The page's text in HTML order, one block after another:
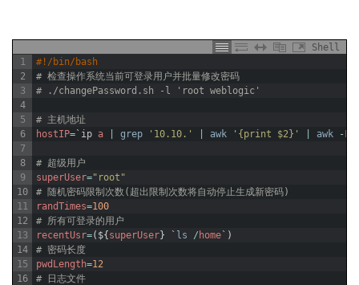
Shell
1
2
3
4
5
6
7
8
9
10
11
12
13
14
15
16
#!/bin/bash
# 检查操作系统当前可登录用户并批量修改密码
# ./changePassword.sh -l 'root weblogic'
# 主机地址
hostIP= ` ip a grep '10.10.' awk '{print $2}' awk -
# 超级用户
superUser="root"
# 随机密码限制次数(超出限制次数将自动停止生成新密码)
randTimes=100
# 所有可登录的用户
recentUsr=( ${ superUser} ` ls / home ` )
# 密码长度
pwdLength=12
# 日志文件